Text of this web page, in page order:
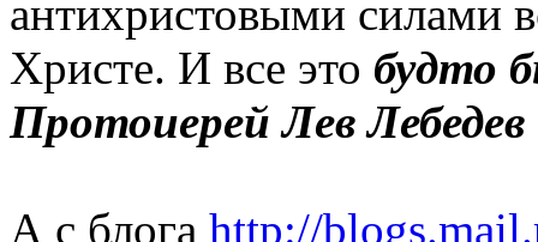
антихристовыми силами
Христе. И все это будто
Протоиерей Лев Лебедев
А с блога http://